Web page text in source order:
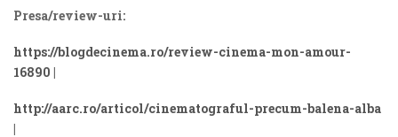
Presa/review-uri:
https://blogdecinema.ro/review-cinema-mon-amour-
16890 |
http://aarc.ro/articol/cinematograful-precum-balena-alba
|